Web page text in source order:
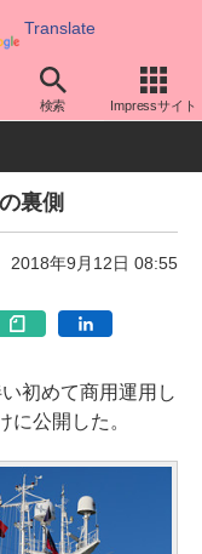
Translate
検索 Impressサイト
ーク/技術
裏側
2018年9月12日 08:55
初めて商用運用し
に公開した。